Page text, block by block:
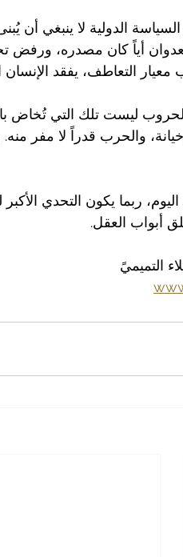
الدولية لا ينبغي أن
أياً كان مصدره، ورفض
التعاطف، يفقد الإنسان
الحروب ليست تلك التي تُخاض
والحرب قدراً لا مفر
ربما يكون التحدي
أبواب العقل.
التميميً